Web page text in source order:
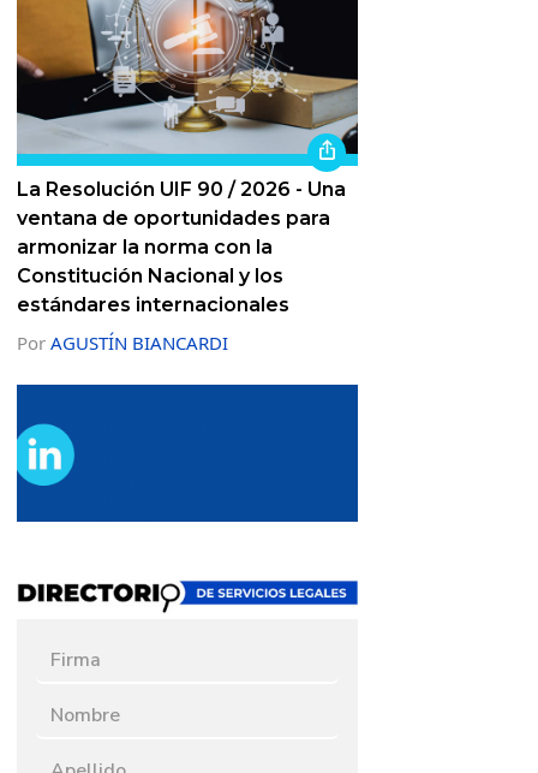
La Resolución UIF 90 / 2026 - Una
ventana de oportunidades para
armonizar la norma con la
Constitución Nacional y los
estándares internacionales
Por AGUSTÍN BIANCARDI